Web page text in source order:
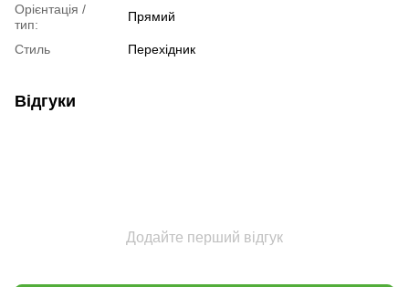
Орієнтація /
тип:
Прямий
Стиль Перехідник
Відгуки
Додайте перший відгук